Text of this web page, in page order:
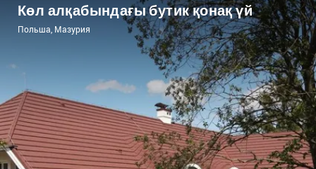
Көл алқабындағы бутик қонақ үй
Польша, Мазурия